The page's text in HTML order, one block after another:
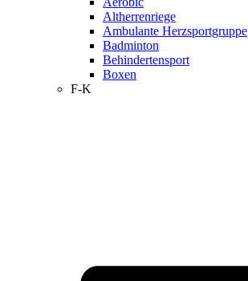
Altherrenriege
Ambulante Herzsportgruppe
Badminton
Behindertensport
Boxen
F-K